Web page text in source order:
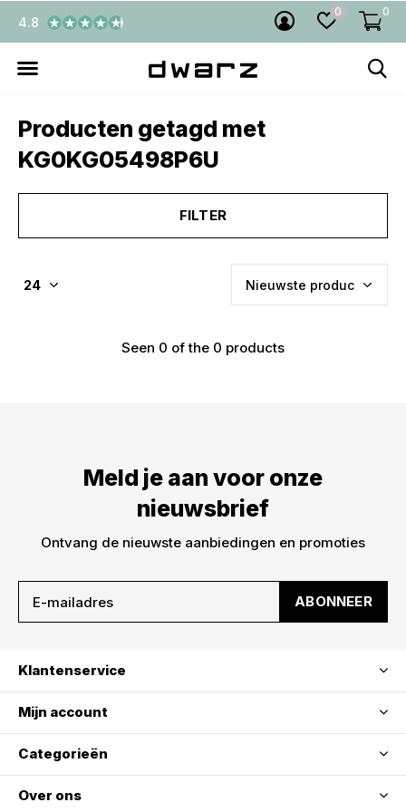
0 0
4.8
Producten getagd met
KG0KG05498P6U
FILTER
Seen 0 of the 0 products
Meld je aan voor onze
nieuwsbrief
Ontvang de nieuwste aanbiedingen en promoties
ABONNEER
Klantenservice
Mijn account
Categorieën
Over ons